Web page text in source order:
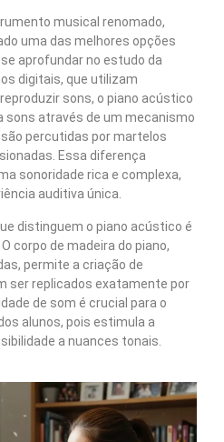
musical renomado,
uma das melhores opções
aprofundar no estudo da
digitais, que utilizam
sons, o piano acústico
sons através de um mecanismo
percutidas por martelos
Essa diferença
sonoridade rica e complexa,
auditiva única.
distinguem o piano acústico é
corpo de madeira do piano,
permite a criação de
ser replicados exatamente por
de som é crucial para o
alunos, pois estimula a
a nuances tonais.